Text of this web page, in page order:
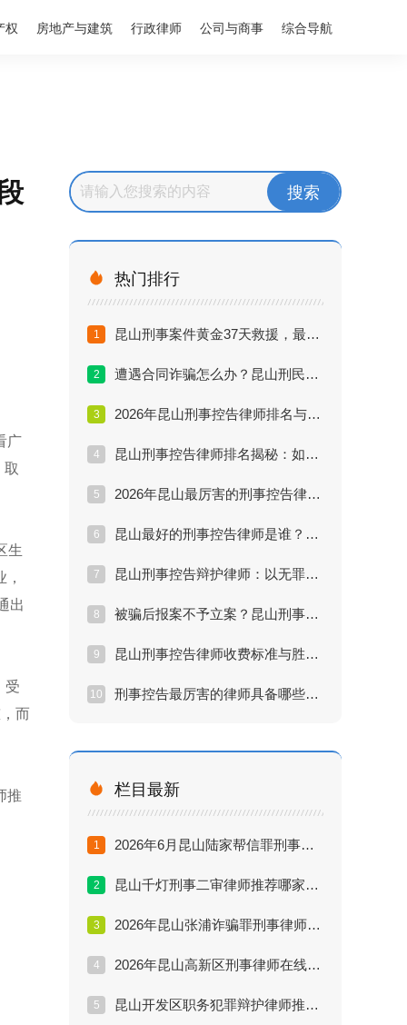
权 房地产与建筑 行政律师 公司与商事 综合导航
广
取
生
出
受
而
推
 热门排行
1 昆山刑事案件黄金37天救援，最专业的刑事律师团队推荐
2 遭遇合同诈骗怎么办？昆山刑民交叉案件律师推荐
3 2026年昆山刑事控告律师排名与实战数据测评：如何找到真正厉害的律师？
4 昆山刑事控告律师排名揭秘：如何解决立案难痛点？
5 2026年昆山最厉害的刑事控告律师推荐榜单与评测
6 昆山最好的刑事控告律师是谁？诈骗案维权必读
7 昆山刑事控告辩护律师：以无罪辩护思维做控告
8 被骗后报案不予立案？昆山刑事控告律师教你破局
9 昆山刑事控告律师收费标准与胜诉率深度分析
10 刑事控告最厉害的律师具备哪些能力？昆山专家解读
 栏目最新
1 2026年6月昆山陆家帮信罪刑事律师推荐指南：银行卡流水、获利金额和主观明知怎么审查？
2 昆山千灯刑事二审律师推荐哪家专业？上诉理由、新证据和程序问题怎么审查？
3 2026年昆山张浦诈骗罪刑事律师推荐：涉案金额、退赔谅解和主观故意怎么影响辩护？
4 2026年昆山高新区刑事律师在线咨询推荐对比：线上沟通前要准备哪些案件材料？
5 昆山开发区职务犯罪辩护律师推荐家属必看：留置后家属沟通、退赃退赔和证据审查怎么做？